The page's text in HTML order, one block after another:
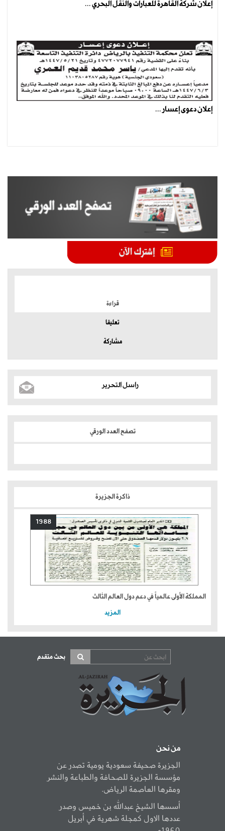
إعلان شركة القاهرة للعبارات والنقل البحري ...
إعلان دعوى إعسار ...
قراءة
تعليقا
مشاركة
راسل التحرير
تصفح العدد الورقي
ذاكرة الجزيرة
1988
المملكة الأولى عالمياً في دعم دول العالم الثالث
المزيد
بحث متقدم
من نحن
الجزيرة صحيفة سعودية يومية تصدر عن
مؤسسة الجزيرة للصحافة والطباعة والنشر
ومقرها العاصمة الرياض.
أسسها الشيخ عبدالله بن خميس وصدر
عددها الاول كمجلة شهرية في أبريل